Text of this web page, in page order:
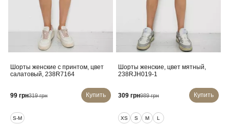
Шорты женские с принтом, цвет
салатовый, 238R7164
99 грн319 грн Купить
S-M
Шорты женские, цвет мятный,
238RJH019-1
309 грн989 грн Купить
XS S M L